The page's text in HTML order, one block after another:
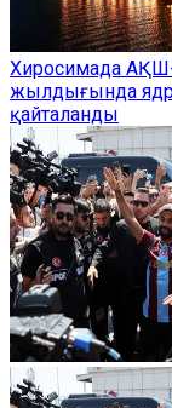
Хиросимада
жылдығында
қайталанды